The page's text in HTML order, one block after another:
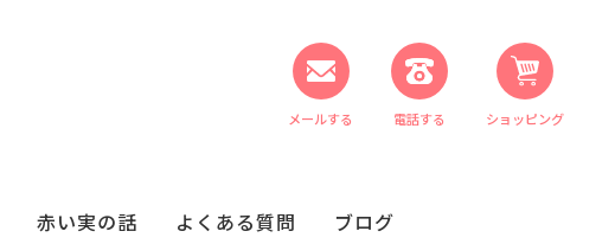
メールする 電話する ショッピング
赤い実の話 よくある質問 ブログ